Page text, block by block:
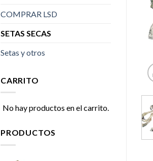
COMPRAR LSD
SETAS SECAS
Setas y otros
CARRITO
No hay productos en el carrito.
PRODUCTOS